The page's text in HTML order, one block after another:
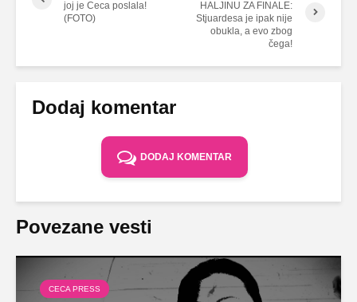
joj je Ceca poslala!
(FOTO)
HALJINU ZA FINALE:
Stjuardesa je ipak nije
obukla, a evo zbog
čega!
Dodaj komentar
DODAJ KOMENTAR
Povezane vesti
CECA PRESS